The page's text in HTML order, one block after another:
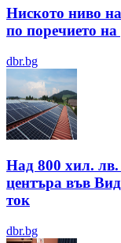
Ниското ниво
по поречието на
dbr.bg
Над 800 хил.
центъра във
ток
dbr.bg